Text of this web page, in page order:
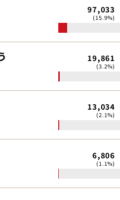
97,033
(15.9%)
19,861
(3.2%)
13,034
(2.1%)
6,806
(1.1%)